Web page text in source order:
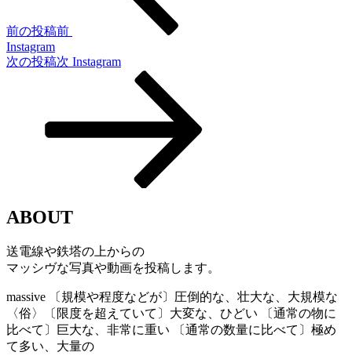
前の投稿前
Instagram
次の投稿次 Instagram
ABOUT
送電線や鉄塔の上からの
マッシヴな写真や動画を投稿します。
massive 〔規模や程度などが〕圧倒的な、壮大な、大規模な
〈俗〉〔限度を超えていて〕大変な、ひどい 〔通常の物に
比べて〕巨大な、非常に重い 〔通常の数量に比べて〕極め
て多い、大量の